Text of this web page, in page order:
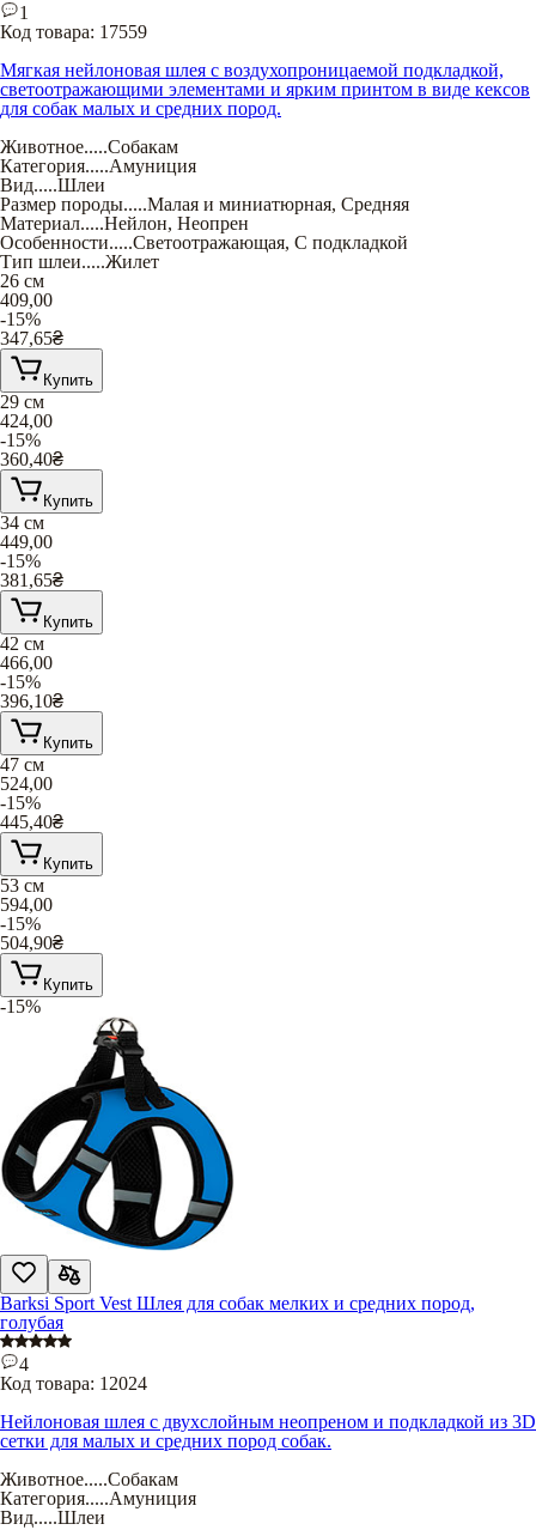
1
Код товара: 17559
Мягкая нейлоновая шлея с воздухопроницаемой подкладкой,
светоотражающими элементами и ярким принтом в виде кексов
для собак малых и средних пород.
Животное.....Собакам
Категория.....Амуниция
Вид.....Шлеи
Размер породы.....Малая и миниатюрная, Средняя
Материал.....Нейлон, Неопрен
Особенности.....Светоотражающая, С подкладкой
Тип шлеи.....Жилет
26 см
409,00
-15%
347,65₴
Купить
29 см
424,00
-15%
360,40₴
Купить
34 см
449,00
-15%
381,65₴
Купить
42 см
466,00
-15%
396,10₴
Купить
47 см
524,00
-15%
445,40₴
Купить
53 см
594,00
-15%
504,90₴
Купить
-15%
Barksi Sport Vest Шлея для собак мелких и средних пород,
голубая
4
Код товара: 12024
Нейлоновая шлея с двухслойным неопреном и подкладкой из 3D
сетки для малых и средних пород собак.
Животное.....Собакам
Категория.....Амуниция
Вид.....Шлеи